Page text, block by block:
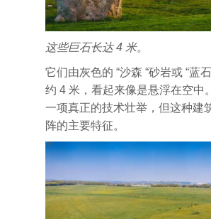
这些巨石长达 4 米。
它们由灰色的 “沙森 “砂岩或 “蓝
约 4 米，看起来像是悬浮在空中
一项真正的技术壮举，但这种建
阵的主要特征。